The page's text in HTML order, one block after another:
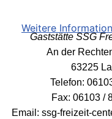
Gaststätte SSG
An der
63225
Telefon:
Fax: 06103 /
Email: ssg-freizeit-
Weitere